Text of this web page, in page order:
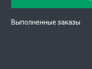
Выполненные заказы